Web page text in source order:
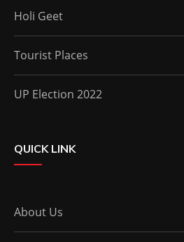
Holi Geet
Tourist Places
UP Election 2022
QUICK LINK
About Us